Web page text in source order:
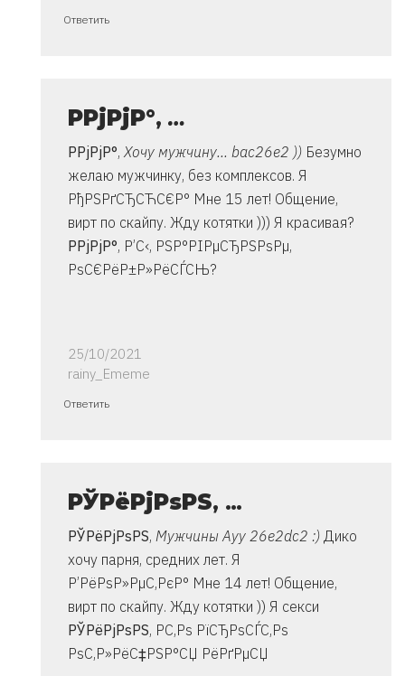
Ответ
очень
Владимир
Ответить
Р­РјРјР°, …
Р­РјРјР°,Хочу мужчину... bac26e2 )) Безумно
желаю мужчинку, без комплексов. Я
РђРЅРґСЂСЋС€Р° Мне 15 лет! Общение,
вирт по скайпу. Жду котятки ))) Я красивая?
Р­РјРјР°, Р’С‹, РЅР°РІРµСЂРЅРѕРµ,
РѕС€РёР±Р»РёСЃСЊ?
25/10/2021
rainy_Ememe
Ответ
очень
Владимир
Ответить
РЎРёРјРѕРЅ, …
РЎРёРјРѕРЅ, Мужчины Ауу 26e2dc2 :) Дико
хочу парня, средних лет. Я
Р’РёРѕР»РµС‚РєР° Мне 14 лет! Общение,
вирт по скайпу. Жду котятки )) Я секси
РЎРёРјРѕРЅ, Р­С‚Рѕ РїСЂРѕСЃС‚Рѕ
РѕС‚Р»РёС‡РЅР°СЏ РёРґРµСЏ